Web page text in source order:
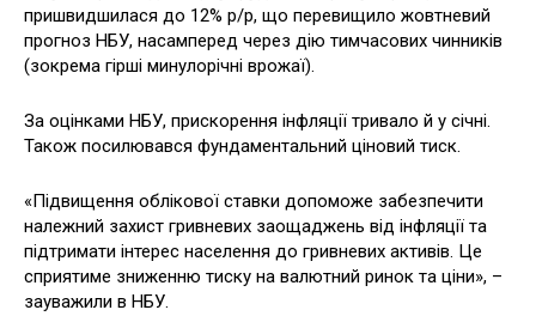
пришвидшилася до 12% р/р, що перевищило жовтневий
прогноз НБУ, насамперед через дію тимчасових чинників
(зокрема гірші минулорічні врожаї).
За оцінками НБУ, прискорення інфляції тривало й у січні.
Також посилювався фундаментальний ціновий тиск.
«Підвищення облікової ставки допоможе забезпечити
належний захист гривневих заощаджень від інфляції та
підтримати інтерес населення до гривневих активів. Це
сприятиме зниженню тиску на валютний ринок та ціни», –
зауважили в НБУ.